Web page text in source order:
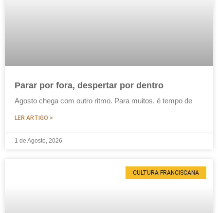
Parar por fora, despertar por dentro
Agosto chega com outro ritmo. Para muitos, é tempo de
LER ARTIGO >
1 de Agosto, 2026
CULTURA FRANCISCANA